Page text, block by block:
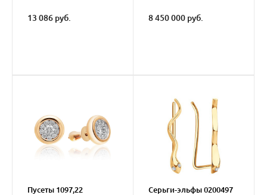
13 086 руб. 8 450 000 руб.
Пусеты 1097,22 Серьги-эльфы 0200497